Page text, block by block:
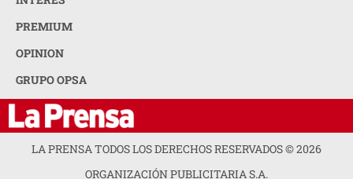
PREMIUM
OPINION
GRUPO OPSA
LA PRENSA TODOS LOS DERECHOS RESERVADOS ©2026
ORGANIZACIÓN PUBLICITARIA S.A.